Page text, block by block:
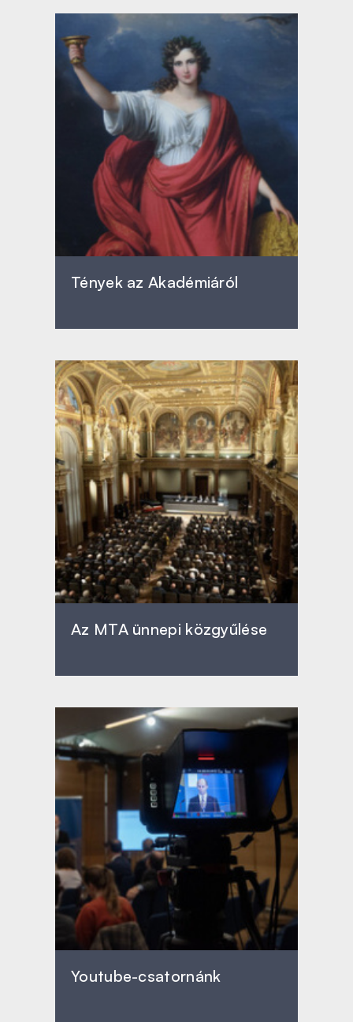
Tények az Akadémiáról
Az MTA ünnepi közgyűlése
Youtube-csatornánk